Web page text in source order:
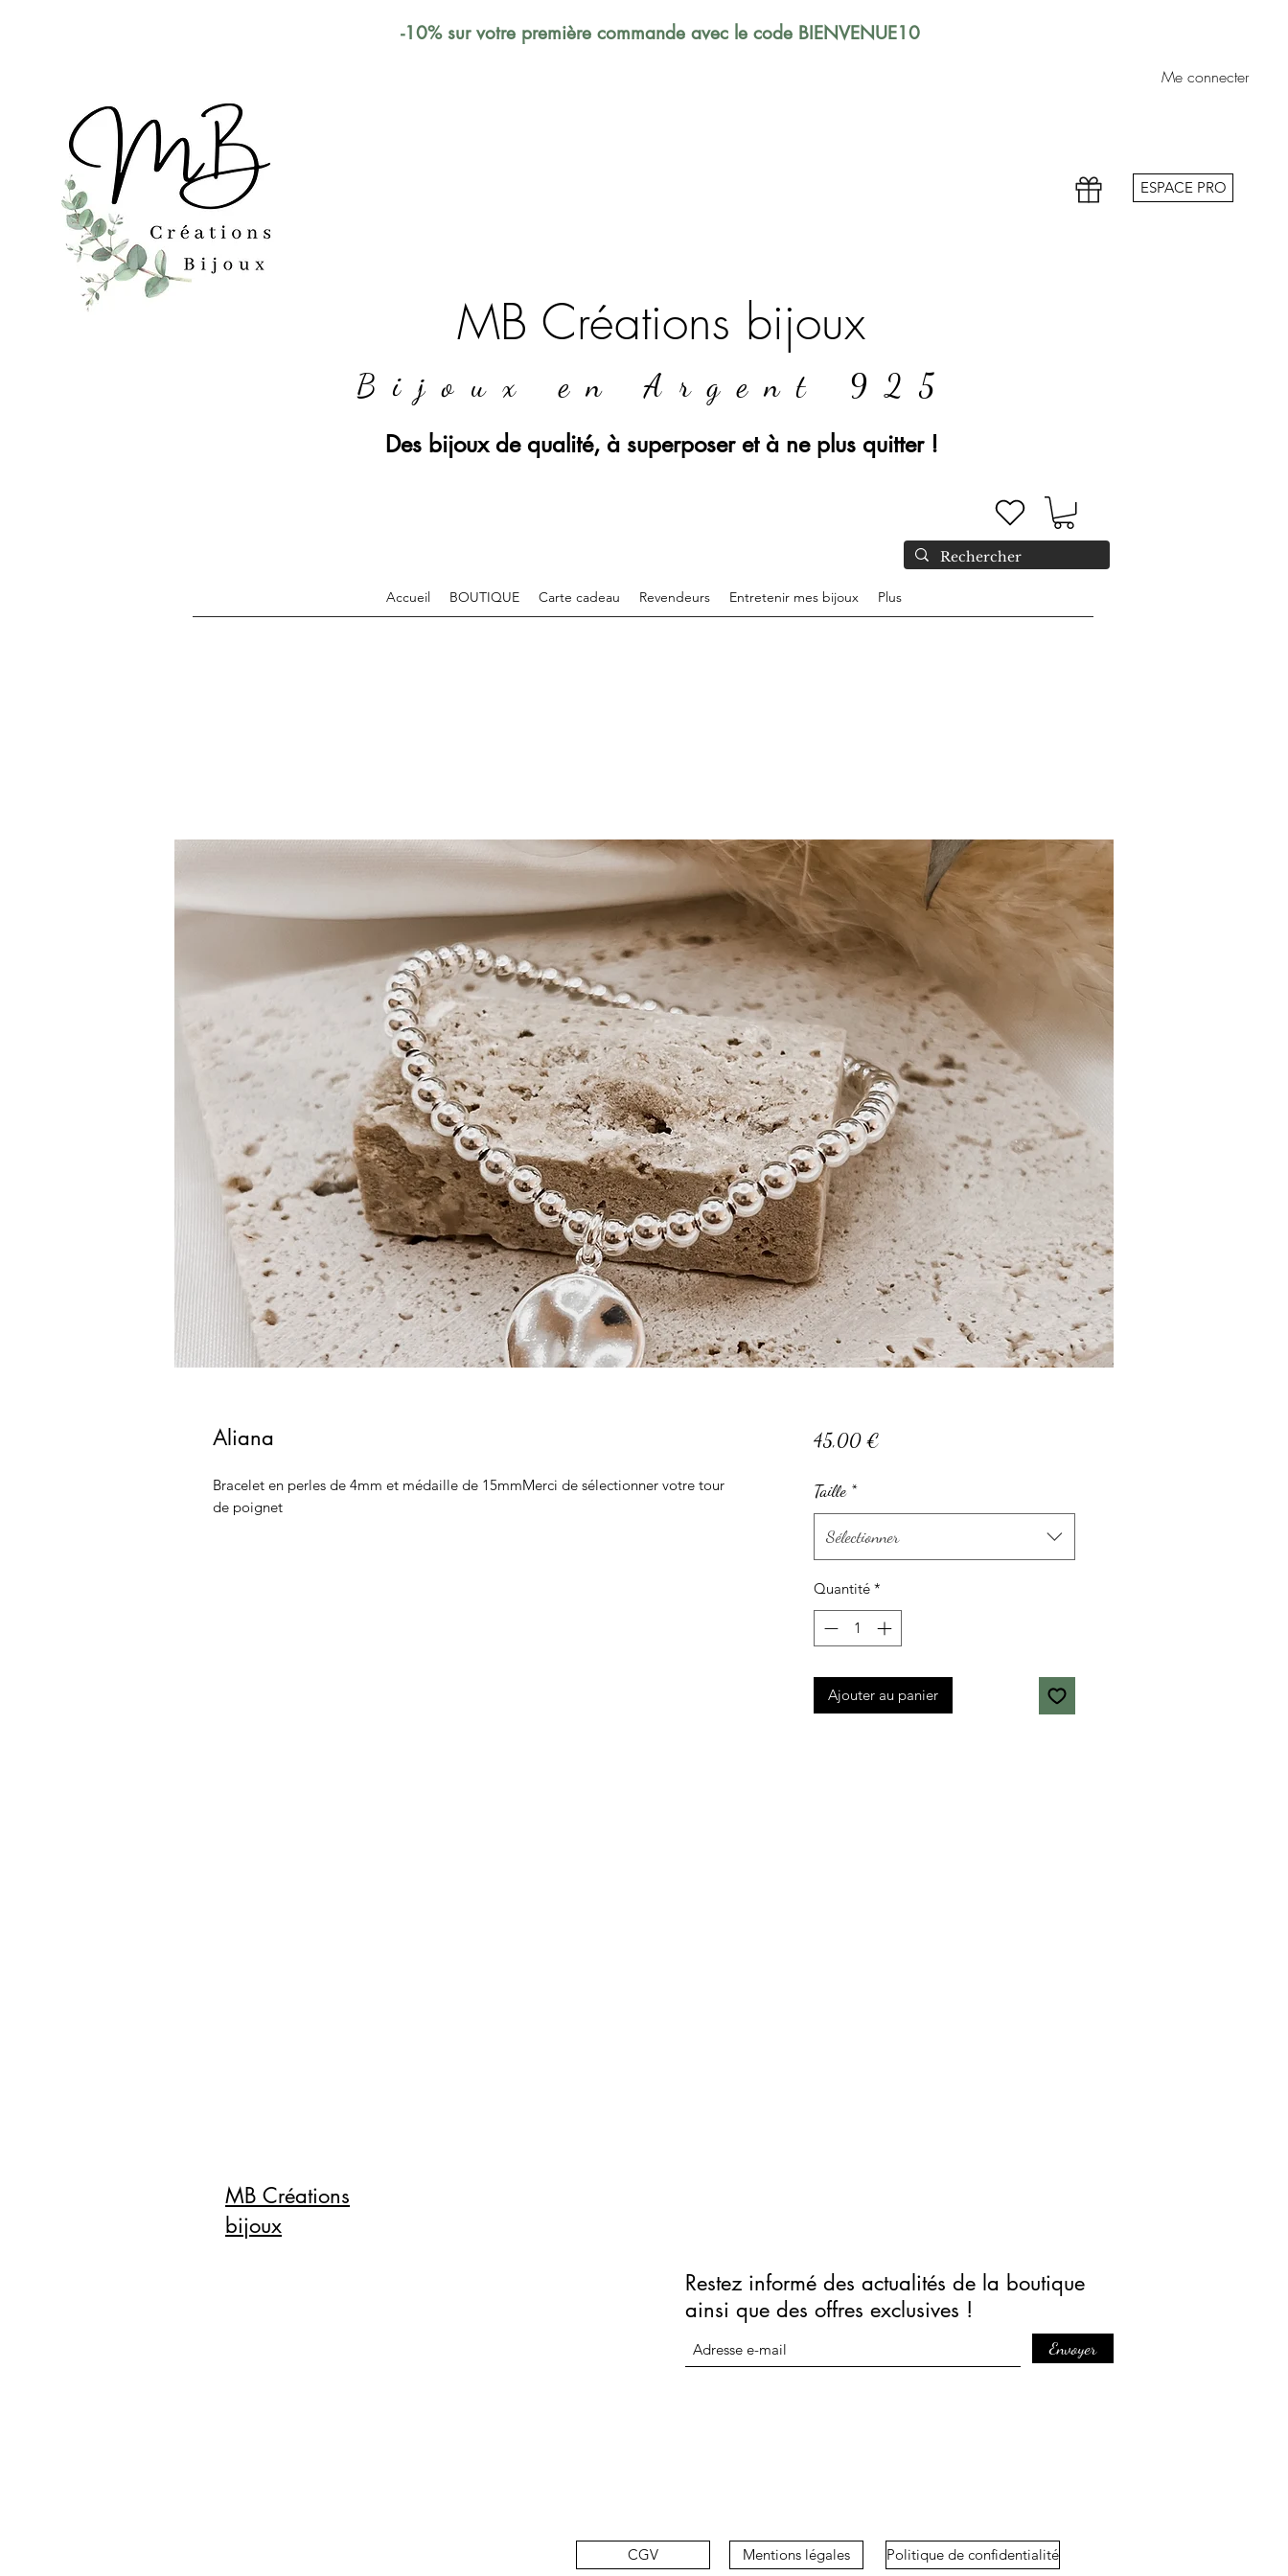
-10% sur votre première commande avec le code BIENVENUE10
MB Créations bijoux
Me connecter
ESPACE PRO
Bijoux en Argent 925
Des bijoux de qualité, à superposer et à ne plus quitter !
Accueil BOUTIQUE Carte cadeau Revendeurs Entretenir mes bijoux Plus
Aliana
Bracelet en perles de 4mm et médaille de 15mmMerci de sélectionner votre tour
de poignet
45,00 €Prix
Taille *
Sélectionner
Quantité *
Ajouter au panier
MB Créations
bijoux
Restez informé des actualités de la boutique
ainsi que des offres exclusives !
Envoyer
CGV Mentions légales Politique de confidentialité